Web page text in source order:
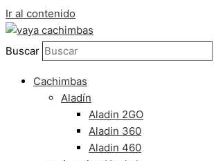
Ir al contenido
Buscar
Cachimbas
Aladín
Aladin 2GO
Aladin 360
Aladin 460